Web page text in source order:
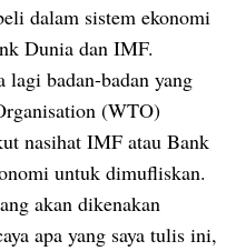
dalam sistem ekonomi
Dunia dan IMF.
badan-badan yang
(WTO)
nasihat IMF atau Bank
untuk dimufliskan.
akan dikenakan
apa yang saya tulis ini,